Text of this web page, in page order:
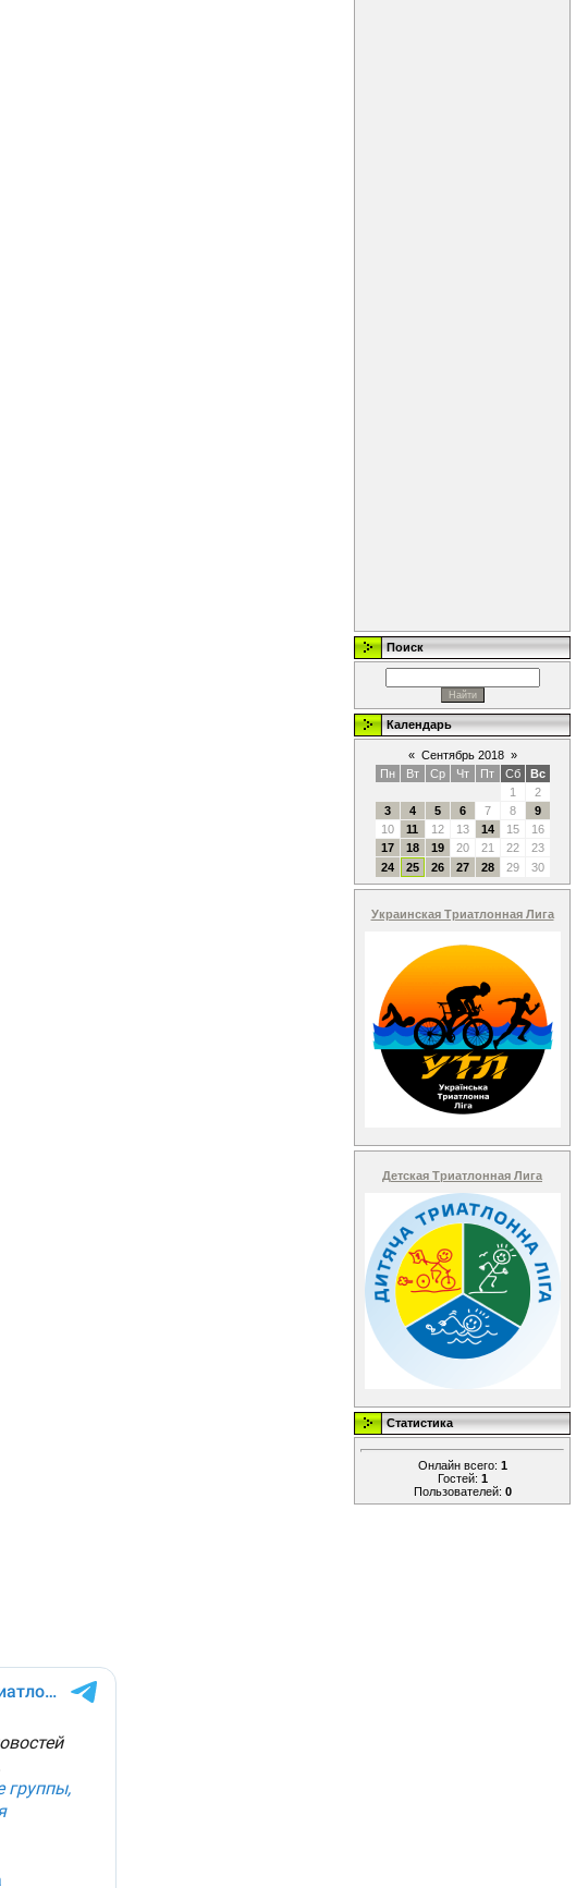
Поиск
Календарь
« Сентябрь 2018 »
Пн
Вт Ср Чт Пт Сб
Вс
1
2
3
4 5 6 7 8
9
10
11 12 13 14 15
16
17
18 19 20 21 22
23
24
25 26 27 28 29 30
Украинская Триатлонная Лига
Детская Триатлонная Лига
Статистика
Онлайн всего: 1
Гостей: 1
Пользователей: 0